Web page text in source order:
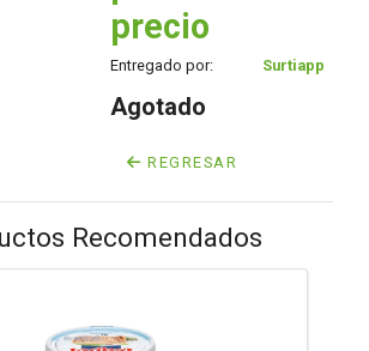
precio
Entregado por: Surtiapp
Agotado
REGRESAR
Recomendados